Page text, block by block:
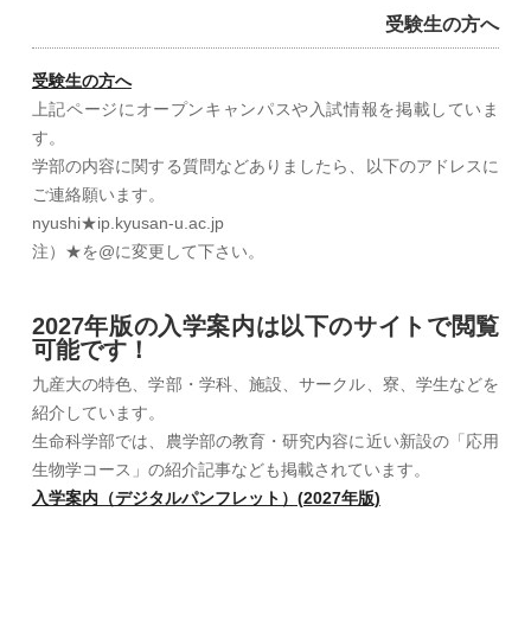
受験生の方へ
受験生の方へ
上記ページにオープンキャンパスや入試情報を掲載していま
す。
学部の内容に関する質問などありましたら、以下のアドレスに
ご連絡願います。
nyushi★ip.kyusan-u.ac.jp
注）★を@に変更して下さい。
2027年版の入学案内は以下のサイトで閲覧
可能です！
九産大の特色、学部・学科、施設、サークル、寮、学生などを
紹介しています。
生命科学部では、農学部の教育・研究内容に近い新設の「応用
生物学コース」の紹介記事なども掲載されています。
入学案内（デジタルパンフレット）(2027年版)